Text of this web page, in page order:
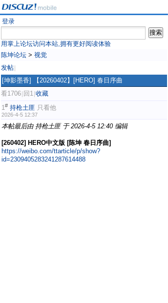
登录
用掌上论坛访问本站,拥有更好阅读体验
陈坤论坛 > 视觉
发帖
[坤影墨香]
【20260402】[HERO] 春日序曲
看1706 回1 收藏
1# 持枪土匪 只看他
2026-4-5 12:37
本帖最后由 持枪土匪 于 2026-4-5 12:40 编辑
[260402] HERO中文版 [陈坤 春日序曲]
https://weibo.com/ttarticle/p/show?
id=2309405283241287614488